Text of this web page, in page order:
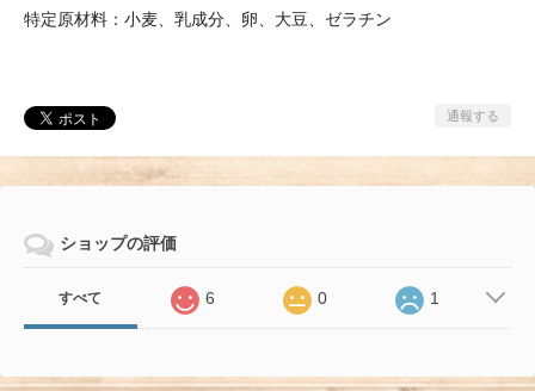
特定原材料：小麦、乳成分、卵、大豆、ゼラチン
通報する
ショップの評価
すべて 6 0 1